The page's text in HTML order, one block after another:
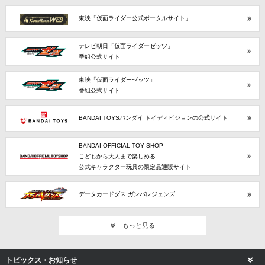
東映「仮面ライダー公式ポータルサイト」
テレビ朝日「仮面ライダーゼッツ」
番組公式サイト
東映「仮面ライダーゼッツ」
番組公式サイト
BANDAI TOYSバンダイ トイディビジョンの公式サイト
BANDAI OFFICIAL TOY SHOP
こどもから大人まで楽しめる
公式キャラクター玩具の限定品通販サイト
データカードダス ガンバレジェンズ
もっと見る
トピックス・お知らせ